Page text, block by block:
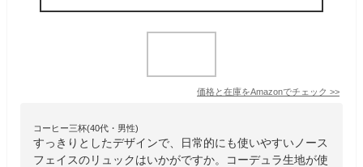
価格と在庫をAmazonでチェック >>
コーヒー三杯(40代・男性)
すっきりとしたデザインで、日常的にも使いやすいノース
フェイスのリュックはいかがですか。コーデュラ生地が使